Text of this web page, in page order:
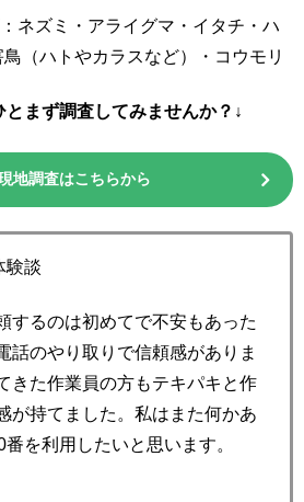
ネズミ・アライグマ・イタチ・ハ
（ハトやカラスなど）・コウモリ
とまず調査してみませんか？↓
地調査はこちらから
験談
するのは初めてで不安もあった
話のやり取りで信頼感がありま
きた作業員の方もテキパキと作
が持てました。私はまた何かあ
を利用したいと思います。